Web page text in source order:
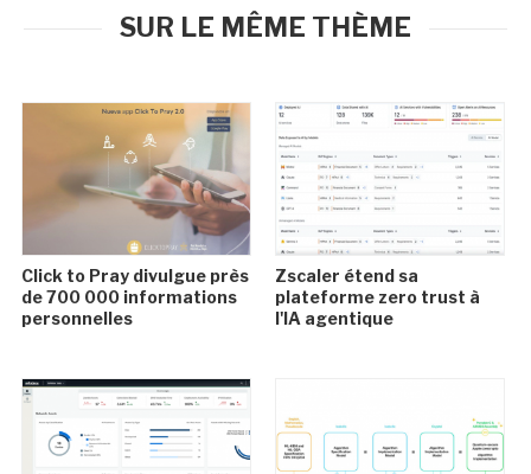
SUR LE MÊME THÈME
Click to Pray divulgue près
de 700 000 informations
personnelles
Zscaler étend sa
plateforme zero trust à
l'IA agentique